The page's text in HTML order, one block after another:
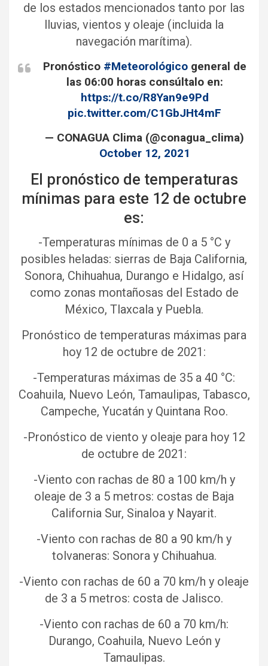
de los estados mencionados tanto por las
lluvias, vientos y oleaje (incluida la
navegación marítima).
Pronóstico #Meteorológicogeneral de
las 06:00 horas consúltalo en:
https://t.co/R8Yan9e9Pd
pic.twitter.com/C1GbJHt4mF
— CONAGUA Clima (@conagua_clima)
October 12, 2021
El pronóstico de temperaturas
mínimas para este 12 de octubre
es:
-Temperaturas mínimas de 0 a 5 °C y
posibles heladas: sierras de Baja California,
Sonora, Chihuahua, Durango e Hidalgo, así
como zonas montañosas del Estado de
México, Tlaxcala y Puebla.
Pronóstico de temperaturas máximas para
hoy 12 de octubre de 2021:
-Temperaturas máximas de 35 a 40 °C:
Coahuila, Nuevo León, Tamaulipas, Tabasco,
Campeche, Yucatán y Quintana Roo.
-Pronóstico de viento y oleaje para hoy 12
de octubre de 2021:
-Viento con rachas de 80 a 100 km/h y
oleaje de 3 a 5 metros: costas de Baja
California Sur, Sinaloa y Nayarit.
-Viento con rachas de 80 a 90 km/h y
tolvaneras: Sonora y Chihuahua.
-Viento con rachas de 60 a 70 km/h y oleaje
de 3 a 5 metros: costa de Jalisco.
-Viento con rachas de 60 a 70 km/h:
Durango, Coahuila, Nuevo León y
Tamaulipas.